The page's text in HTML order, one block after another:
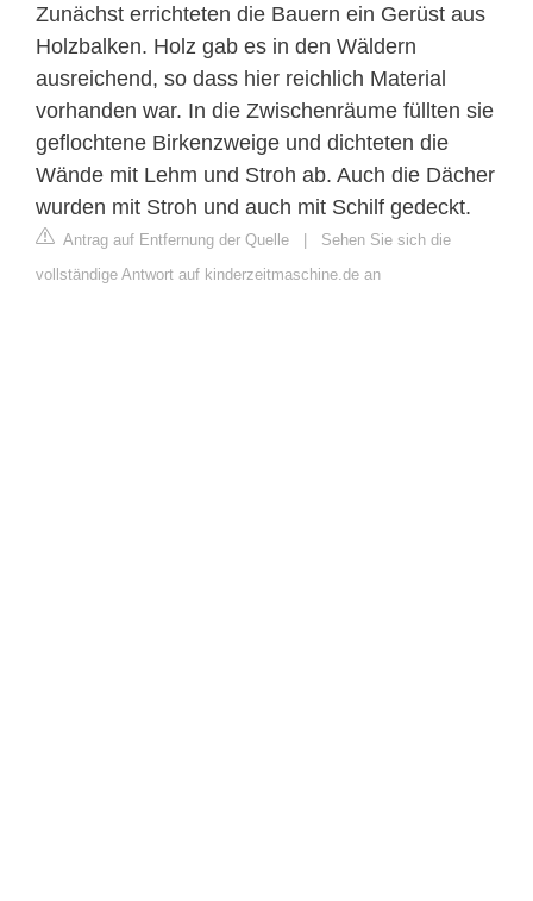
Zunächst errichteten die Bauern ein Gerüst aus
Holzbalken. Holz gab es in den Wäldern
ausreichend, so dass hier reichlich Material
vorhanden war. In die Zwischenräume füllten sie
geflochtene Birkenzweige und dichteten die
Wände mit Lehm und Stroh ab. Auch die Dächer
wurden mit Stroh und auch mit Schilf gedeckt.
Antrag auf Entfernung der Quelle | Sehen Sie sich die
vollständige Antwort auf kinderzeitmaschine.de an